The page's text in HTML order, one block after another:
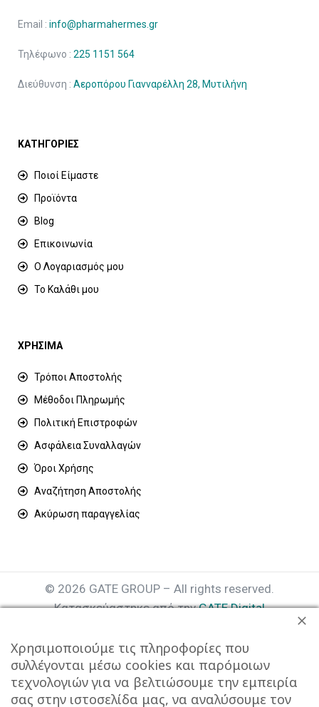
Email : info@pharmahermes.gr
Τηλέφωνο : 225 1151 564
Διεύθυνση : Αεροπόρου Γιανναρέλλη 28, Μυτιλήνη
ΚΑΤΗΓΟΡΙΕΣ
Ποιοί Είμαστε
Προϊόντα
Blog
Επικοινωνία
Ο Λογαριασμός μου
Το Καλάθι μου
ΧΡΗΣΙΜΑ
Τρόποι Αποστολής
Μέθοδοι Πληρωμής
Πολιτική Επιστροφών
Ασφάλεια Συναλλαγών
Όροι Χρήσης
Αναζήτηση Αποστολής
Ακύρωση παραγγελίας
© 2026 GATE GROUP – All rights reserved.
Κατασκεύαστηκε από τηνGATE Digital
Αριθμός Γ.Ε.ΜΗ. : 077935642000
Χρησιμοποιούμε τις πληροφορίες που
συλλέγονται μέσω cookies και παρόμοιων
τεχνολογιών για να βελτιώσουμε την εμπειρία
σας στην ιστοσελίδα μας, να αναλύσουμε τον